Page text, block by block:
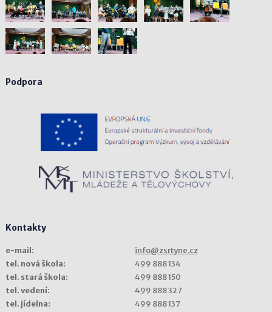
Podpora
Kontakty
e-mail:
info@zsrtyne.cz
tel. nová škola:
499 888 134
tel. stará škola:
499 888 150
tel. vedení:
499 888 327
tel. jídelna:
499 888 137